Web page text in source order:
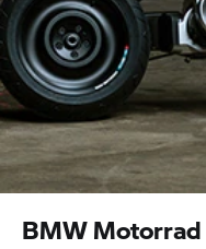
BMW Motorrad